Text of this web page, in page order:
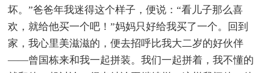
坏。”爸爸年我迷得这个样子，便说：“看儿子那么喜
欢，就给他买一个吧！”妈妈只好给我买了一个。回到
家，我心里美滋滋的，便去招呼比我大二岁的好伙伴
——曾国栋来和我一起拼装。我们一起拼着，我不懂的